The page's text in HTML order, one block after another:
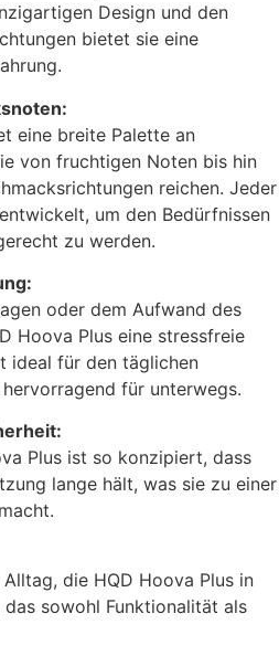
Design und den
bietet sie eine
eine breite Palette an
von fruchtigen Noten bis hin
reichen. Jeder
um den Bedürfnissen
zu werden.
oder dem Aufwand des
Hoova Plus eine stressfreie
ideal für den täglichen
für unterwegs.
Plus ist so konzipiert, dass
lange hält, was sie zu einer
die HQD Hoova Plus in
sowohl Funktionalität als